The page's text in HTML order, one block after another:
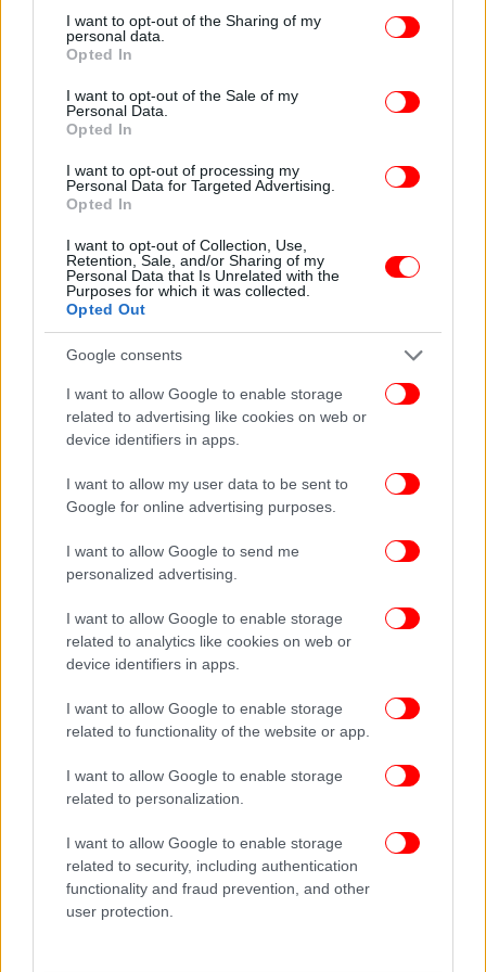
not limited to your visit or usage behaviour. You may click to
grant or deny consent to Google and its third-party tags to
use your data for below specified purposes in below Google
consent section.
I want to opt-out of the Sharing of my
personal data.
Opted In
I want to opt-out of the Sale of my
Personal Data.
Opted In
I want to opt-out of processing my
Personal Data for Targeted Advertising.
Opted In
I want to opt-out of Collection, Use,
Retention, Sale, and/or Sharing of my
Personal Data that Is Unrelated with the
Purposes for which it was collected.
Opted Out
Google consents
I want to allow Google to enable storage
related to advertising like cookies on web or
device identifiers in apps.
I want to allow my user data to be sent to
Google for online advertising purposes.
I want to allow Google to send me
personalized advertising.
I want to allow Google to enable storage
related to analytics like cookies on web or
device identifiers in apps.
I want to allow Google to enable storage
related to functionality of the website or app.
I want to allow Google to enable storage
related to personalization.
I want to allow Google to enable storage
related to security, including authentication
functionality and fraud prevention, and other
user protection.
Ο βραχίονας ηλεκτροκίνησης
οχήματα που έχουν πωληθεί σε λιγότερο από πέντε
χρόνια, εδραιώνεται πλέον ως παγκόσμια δύναμη
Ελλάδα εγκαινιάζεται με το AION V, ένα ηλεκτρικό
SUV που συνδυάζει αυτονομία 510 km, ταχεία
φόρτιση (30%-80% σε 18’) και ανώτερη ασφάλεια με
5 αστέρια EuroNCAP. Η Inchcape Hellas σχεδιάζει
έναν πλήρως ψηφιοποιημένο εκθεσιακό χώρο στα
βόρεια προάστια της Αθήνας, που θα λειτουργήσει
ως σημείο αναφοράς για την ηλεκτροκίνηση, καθώς
και τη δημιουργία νέου δικτύου πωλήσεων και
ανάπτυξη της μάρκας.
Επένδυση στην Ελλάδα και στους ανθρώπους της
Inchcape Hellas παραμένει προσηλωμένη στην
ενίσχυση της ελληνικής οικονομίας. Με νέες
επενδύσεις σε υποδομές, τεχνολογία και
ανθρώπινο δυναμικό, δημιουργεί συνθήκες
διαρκούς προόδου και απασχόλησης.
Η εκπαίδευση, η μεταφορά τεχνογνωσίας και η
ενδυνάμωση των συνεργατών αποτελούν
κεντρικούς άξονες του τρόπου λειτουργίας της.
Μέσα από αυτή τη φιλοσοφία, συμβάλλει όχι μόνο
στην ανάπτυξη της αγοράς, αλλά και στην ενίσχυση
της κουλτούρας βιώσιμης κινητικότητας στη χώρα